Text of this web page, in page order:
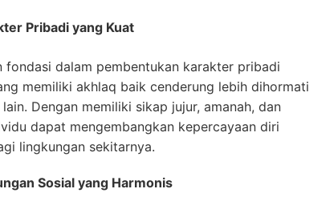
Pribadi yang Kuat
fondasi dalam pembentukan karakter pribadi
memiliki akhlaq baik cenderung lebih dihormati
Dengan memiliki sikap jujur, amanah, dan
dapat mengembangkan kepercayaan diri
lingkungan sekitarnya.
Sosial yang Harmonis